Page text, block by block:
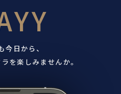
今日から、
を楽しみませんか。